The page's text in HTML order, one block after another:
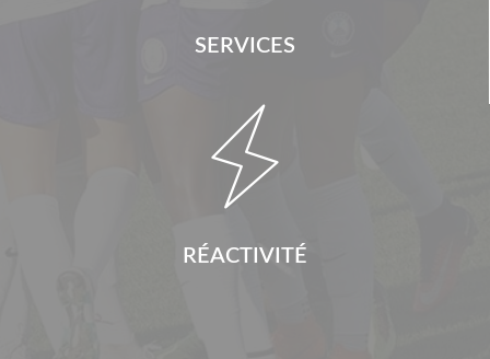
SERVICES

RÉACTIVITÉ